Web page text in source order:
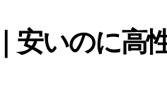
安いのに高